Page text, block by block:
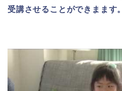
受講させることができまます。